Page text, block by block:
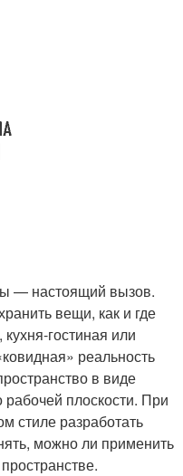
— настоящий вызов.
вещи, как и где
гостиная или
реальность
в виде
рабочей плоскости. При
стиле разработать
можно ли применить